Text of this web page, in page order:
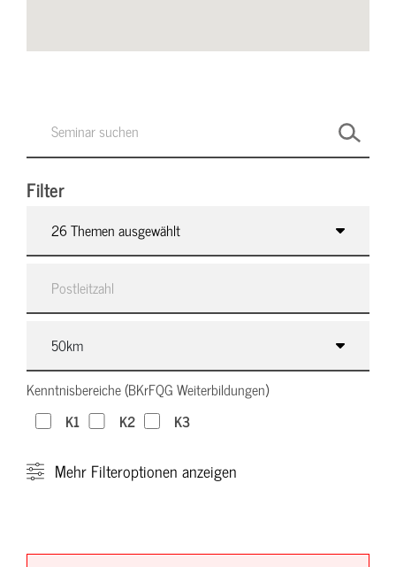
Filter
26 Themen ausgewählt
Kenntnisbereiche (BKrFQG Weiterbildungen)
K1
K2 K3
Mehr Filteroptionen anzeigen